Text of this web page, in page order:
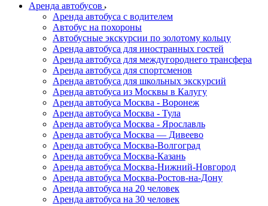
Аренда автобусов
Аренда автобуса с водителем
Автобус на похороны
Автобусные экскурсии по золотому кольцу
Аренда автобуса для иностранных гостей
Аренда автобуса для междугороднего трансфера
Аренда автобуса для спортсменов
Аренда автобуса для школьных экскурсий
Аренда автобуса из Москвы в Калугу
Аренда автобуса Москва - Воронеж
Аренда автобуса Москва - Тула
Аренда автобуса Москва - Ярославль
Аренда автобуса Москва — Дивеево
Аренда автобуса Москва-Волгоград
Аренда автобуса Москва-Казань
Аренда автобуса Москва-Нижний-Новгород
Аренда автобуса Москва-Ростов-на-Дону
Аренда автобуса на 20 человек
Аренда автобуса на 30 человек